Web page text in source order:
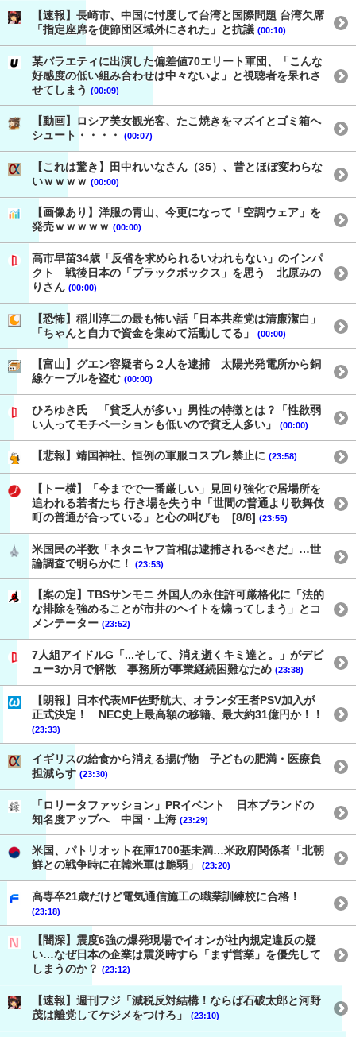
【速報】長崎市、中国に忖度して台湾と国際問題 台湾欠席
「指定座席を使節団区域外にされた」と抗議 (00:10)
某バラエティに出演した偏差値70エリート軍団、「こんな
好感度の低い組み合わせは中々ないよ」と視聴者を呆れさ
せてしまう (00:09)
【動画】ロシア美女観光客、たこ焼きをマズイとゴミ箱へ
シュート・・・・
(00:07)
【これは驚き】田中れいなさん（35）、昔とほぼ変わらな
いｗｗｗｗ (00:00)
【画像あり】洋服の青山、今更になって「空調ウェア」を
発売ｗｗｗｗｗ (00:00)
高市早苗34歳「反省を求められるいわれもない」のインパ
クト 戦後日本の「ブラックボックス」を思う 北原みの
りさん (00:00)
【恐怖】稲川淳二の最も怖い話「日本共産党は清廉潔白」
「ちゃんと自力で資金を集めて活動してる」
(00:00)
【富山】グエン容疑者ら２人を逮捕 太陽光発電所から銅
線ケーブルを盗む (00:00)
ひろゆき氏 「貧乏人が多い」男性の特徴とは？「性欲弱
い人ってモチベーションも低いので貧乏人多い」
(00:00)
【悲報】靖国神社、恒例の軍服コスプレ禁止に (23:58)
【トー横】「今までで一番厳しい」見回り強化で居場所を
追われる若者たち 行き場を失う中「世間の普通より歌舞伎
町の普通が合っている」と心の叫びも [8/8] (23:55)
米国民の半数「ネタニヤフ首相は逮捕されるべきだ」…世
論調査で明らかに！
(23:53)
【案の定】TBSサンモニ 外国人の永住許可厳格化に「法的
な排除を強めることが市井のヘイトを煽ってしまう」とコ
メンテーター (23:52)
7人組アイドルG「...そして、消え逝くキミ達と。」がデビ
ュー3か月で解散 事務所が事業継続困難なため (23:38)
【朗報】日本代表MF佐野航大、オランダ王者PSV加入が
正式決定！ NEC史上最高額の移籍、最大約31億円か！！
(23:33)
イギリスの給食から消える揚げ物 子どもの肥満・医療負
担減らす (23:30)
「ロリータファッション」PRイベント 日本ブランドの
知名度アップへ 中国・上海 (23:29)
米国、パトリオット在庫1700基未満…米政府関係者「北朝
鮮との戦争時に在韓米軍は脆弱」
(23:20)
高専卒21歳だけど電気通信施工の職業訓練校に合格！
(23:18)
【闇深】震度6強の爆発現場でイオンが社内規定違反の疑
い…なぜ日本の企業は震災時すら「まず営業」を優先して
しまうのか？ (23:12)
【速報】週刊フジ「減税反対結構！ならば石破太郎と河野
茂は離党してケジメをつけろ」
(23:10)